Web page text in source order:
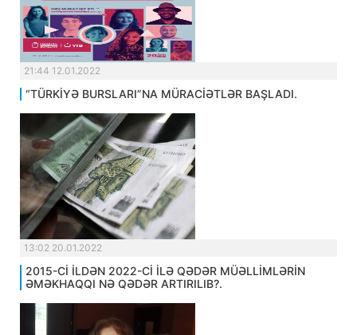
21:44 12.01.2022
“TÜRKİYƏ BURSLARI”NA MÜRACİƏTLƏR BAŞLADI.
13:02 20.01.2022
2015-Cİ İLDƏN 2022-Cİ İLƏ QƏDƏR MÜƏLLİMLƏRİN
ƏMƏKHAQQI NƏ QƏDƏR ARTIRILIB?.